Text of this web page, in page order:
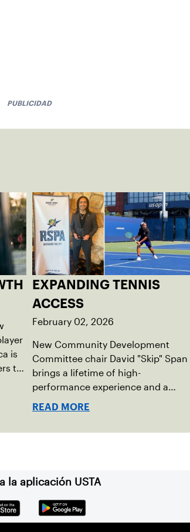
PUBLICIDAD
is
to
EXPANDING TENNIS
ACCESS
February 02, 2026
New Community Development
Committee chair David "Skip" Span
brings a lifetime of high-
performance experience and a
grassroots mindset to growing
READ MORE
la aplicación USTA